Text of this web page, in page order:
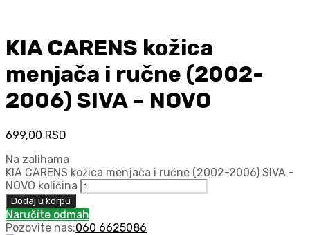
KIA CARENS kožica
menjača i ručne (2002-
2006) SIVA – NOVO
699,00 RSD
Na zalihama
KIA CARENS kožica menjača i ručne (2002-2006) SIVA -
NOVO količina
Dodaj u korpu
Naručite odmah
Pozovite nas:060 6625086